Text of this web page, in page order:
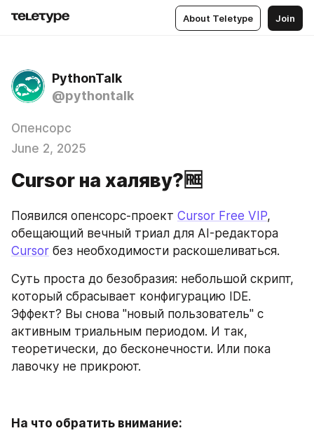
About Teletype Join
PythonTalk
@pythontalk
Опенсорс
June 2, 2025
Cursor на халяву?🆓
Появился опенсорс-проект Cursor Free VIP,
Cursor без необходимости раскошеливаться.
Суть проста до безобразия: небольшой скрипт,
который сбрасывает конфигурацию IDE.
Эффект? Вы снова "новый пользователь" с
активным триальным периодом. И так,
теоретически, до бесконечности. Или пока
лавочку не прикроют.
На что обратить внимание: